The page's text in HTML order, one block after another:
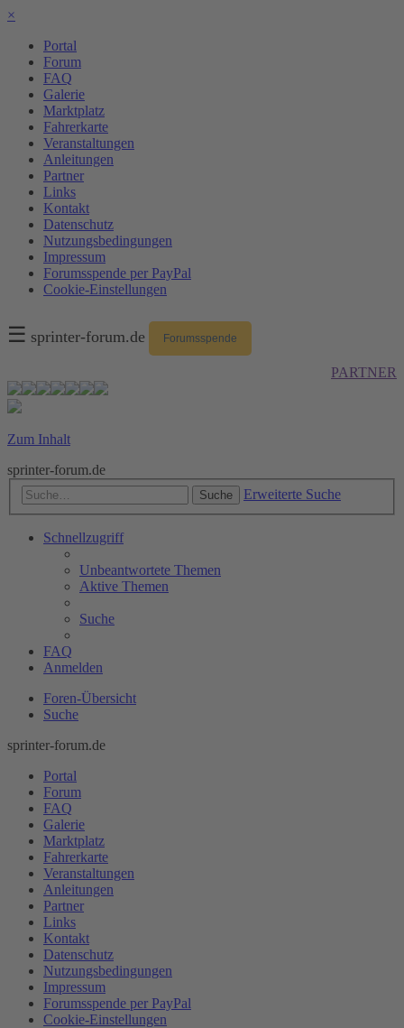
×
Portal
Forum
FAQ
Galerie
Marktplatz
Fahrerkarte
Veranstaltungen
Anleitungen
Partner
Links
Kontakt
Datenschutz
Nutzungsbedingungen
Impressum
Forumsspende per PayPal
Cookie-Einstellungen
☰ sprinter-forum.de Forumsspende
PARTNER
Zum Inhalt
sprinter-forum.de
Suche Erweiterte Suche
Schnellzugriff
Unbeantwortete Themen
Aktive Themen
Suche
FAQ
Anmelden
Foren-Übersicht
Suche
sprinter-forum.de
Portal
Forum
FAQ
Galerie
Marktplatz
Fahrerkarte
Veranstaltungen
Anleitungen
Partner
Links
Kontakt
Datenschutz
Nutzungsbedingungen
Impressum
Forumsspende per PayPal
Cookie-Einstellungen